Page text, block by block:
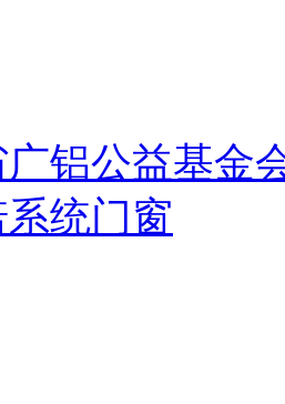
广铝公益基金
统门窗